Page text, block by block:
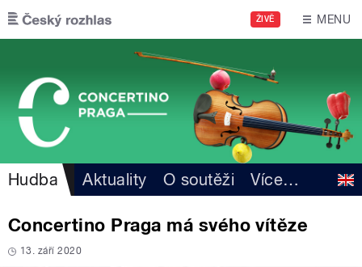
Přejít k hlavnímu obsahu
ŽIVĚ MENU
Hudba Aktuality O soutěži Více…
Concertino Praga má svého vítěze
13. září 2020